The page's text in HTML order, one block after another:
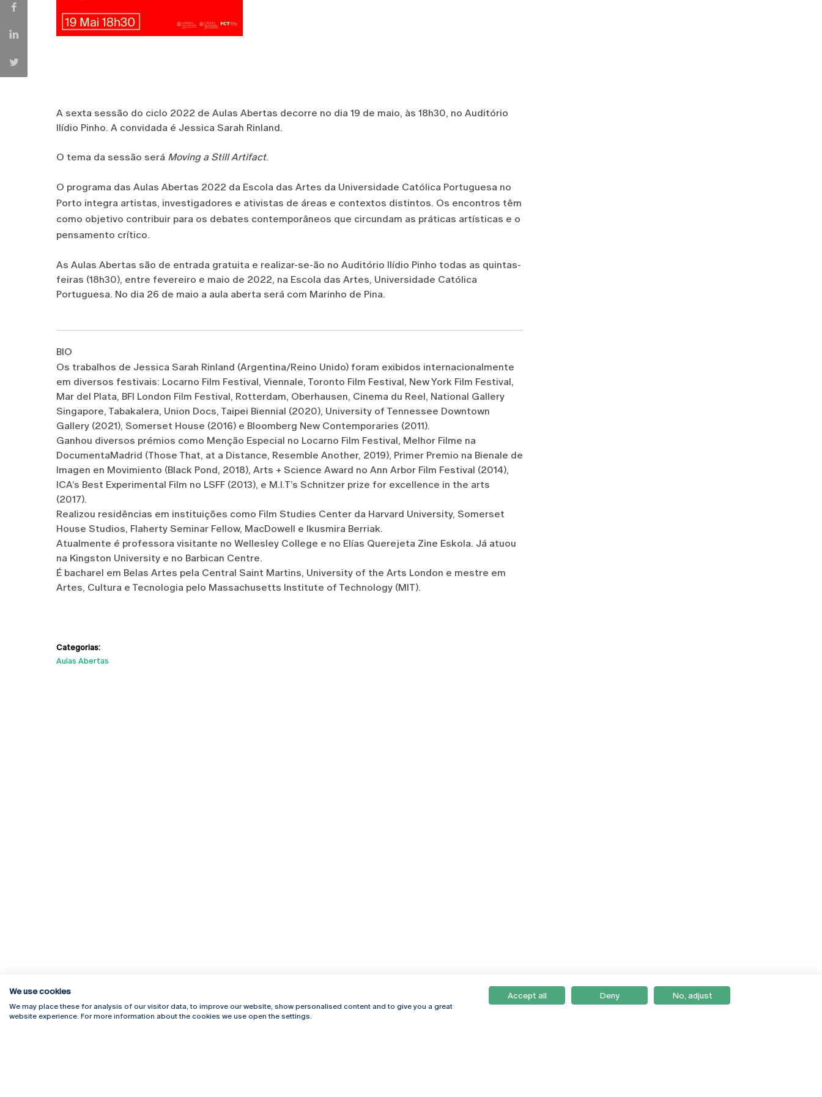
A sexta sessão do ciclo 2022 de Aulas Abertas decorre no dia 19 de maio, às 18h30, no Auditório
Ilídio Pinho. A convidada é Jessica Sarah Rinland.
O tema da sessão será Moving a Still Artifact.
O programa das Aulas Abertas 2022 da Escola das Artes da Universidade Católica Portuguesa no
Porto integra artistas, investigadores e ativistas de áreas e contextos distintos. Os encontros têm
como objetivo contribuir para os debates contemporâneos que circundam as práticas artísticas e o
pensamento crítico.
As Aulas Abertas são de entrada gratuita e realizar-se-ão no Auditório Ilídio Pinho todas as quintas-
feiras (18h30), entre fevereiro e maio de 2022, na Escola das Artes, Universidade Católica
Portuguesa. No dia 26 de maio a aula aberta será com Marinho de Pina.
BIO
Os trabalhos de Jessica Sarah Rinland (Argentina/Reino Unido) foram exibidos internacionalmente
em diversos festivais: Locarno Film Festival, Viennale, Toronto Film Festival, New York Film Festival,
Mar del Plata, BFI London Film Festival, Rotterdam, Oberhausen, Cinema du Reel, National Gallery
Singapore, Tabakalera, Union Docs, Taipei Biennial (2020), University of Tennessee Downtown
Gallery (2021), Somerset House (2016) e Bloomberg New Contemporaries (2011).
Ganhou diversos prémios como Menção Especial no Locarno Film Festival, Melhor Filme na
DocumentaMadrid (Those That, at a Distance, Resemble Another, 2019), Primer Premio na Bienale de
Imagen en Movimiento (Black Pond, 2018), Arts + Science Award no Ann Arbor Film Festival (2014),
ICA’s Best Experimental Film no LSFF (2013), e M.I.T’s Schnitzer prize for excellence in the arts
(2017).
Realizou residências em instituições como Film Studies Center da Harvard University, Somerset
House Studios, Flaherty Seminar Fellow, MacDowell e Ikusmira Berriak.
Atualmente é professora visitante no Wellesley College e no Elías Querejeta Zine Eskola. Já atuou
na Kingston University e no Barbican Centre.
É bacharel em Belas Artes pela Central Saint Martins, University of the Arts London e mestre em
Artes, Cultura e Tecnologia pelo Massachusetts Institute of Technology (MIT).
Categorias:
Aulas Abertas
Rua Diogo Botelho 1327
Campus Online
We use cookies
We may place these for analysis of our visitor data, to improve our website, show personalised content and to give you a great
website experience. For more information about the cookies we use open the settings.
Accept all Deny No, adjust